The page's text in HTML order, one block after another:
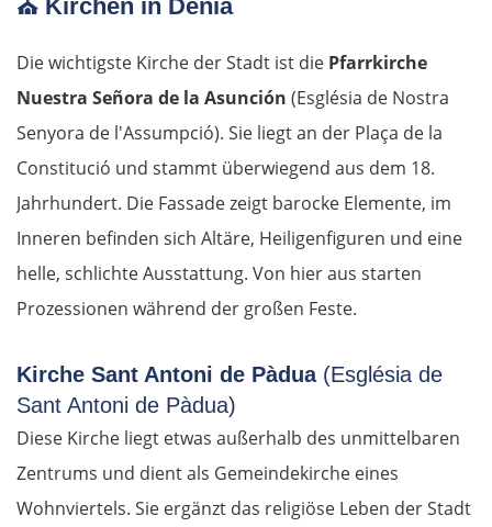
⛪ Kirchen in Dénia
Die wichtigste Kirche der Stadt ist die Pfarrkirche
Nuestra Señora de la Asunción (Església de Nostra
Senyora de l'Assumpció). Sie liegt an der Plaça de la
Constitució und stammt überwiegend aus dem 18.
Jahrhundert. Die Fassade zeigt barocke Elemente, im
Inneren befinden sich Altäre, Heiligenfiguren und eine
helle, schlichte Ausstattung. Von hier aus starten
Prozessionen während der großen Feste.
Kirche Sant Antoni de Pàdua (Església de
Sant Antoni de Pàdua)
Diese Kirche liegt etwas außerhalb des unmittelbaren
Zentrums und dient als Gemeindekirche eines
Wohnviertels. Sie ergänzt das religiöse Leben der Stadt
Estland
Tallinn
Rapla
Lettland
Salacgrīva
Riga
Bauska